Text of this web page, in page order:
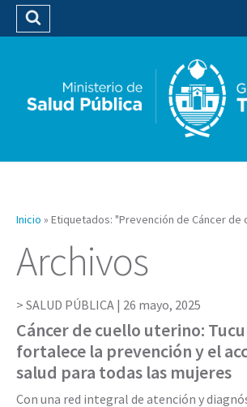
Biblioteca
Buscar
Inicio » Etiquetados: "Prevención de Cáncer de
Archivos
SALUD PÚBLICA | 26 mayo, 2025
Cáncer de cuello uterino:
fortalece la prevención y el
salud para todas las mujeres
Con una red integral de atención y